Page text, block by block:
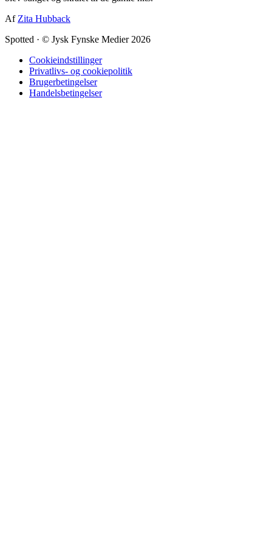
Af Zita Hubback
Spotted · © Jysk Fynske Medier 2026
Cookieindstillinger
Privatlivs- og cookiepolitik
Brugerbetingelser
Handelsbetingelser